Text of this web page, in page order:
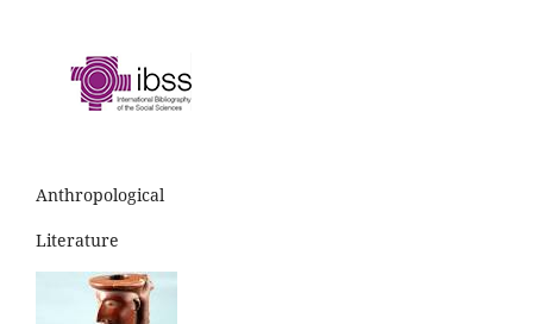
Anthropological
Literature